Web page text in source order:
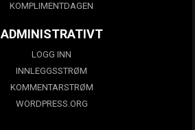
KOMPLIMENTDAGEN
ADMINISTRATIVT
LOGG INN
INNLEGGSSTRØM
KOMMENTARSTRØM
WORDPRESS.ORG